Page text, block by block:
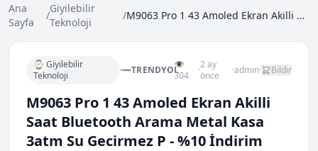
Ana
Sayfa
/
Giyilebilir
Teknoloji
/ M9063 Pro 1 43 Amoled Ekran Akilli Saat Bluetooth...
⌚ Giyilebilir
Teknoloji
TRENDYOL👁
304
·2 ay
önce
·admin· Bildir
M9063 Pro 1 43 Amoled Ekran Akilli
Saat Bluetooth Arama Metal Kasa
3atm Su Gecirmez P - %10 İndirim